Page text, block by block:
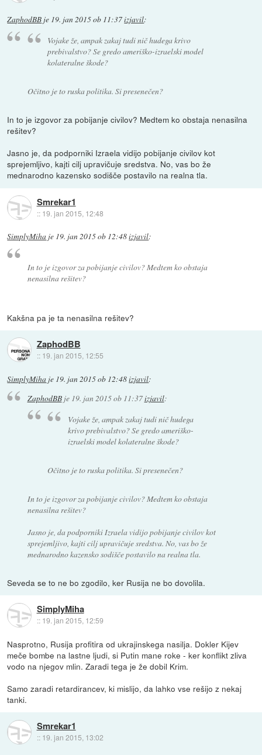
ZaphodBB je 19. jan 2015 ob 11:37izjavil:
Vojake že, ampak zakaj tudi nič hudega krivo
prebivalstvo? Se gredo ameriško-izraelski model
kolateralne škode?
Očitno je to ruska politika. Si presenečen?
In to je izgovor za pobijanje civilov? Medtem ko obstaja nenasilna
rešitev?
Jasno je, da podporniki Izraela vidijo pobijanje civilov kot
sprejemljivo, kajti cilj upravičuje sredstva. No, vas bo že
mednarodno kazensko sodišče postavilo na realna tla.
Smrekar1
:: 19. jan 2015, 12:48
SimplyMiha je 19. jan 2015 ob 12:48izjavil:
In to je izgovor za pobijanje civilov? Medtem ko obstaja
nenasilna rešitev?
Kakšna pa je ta nenasilna rešitev?
ZaphodBB
:: 19. jan 2015, 12:55
SimplyMiha je 19. jan 2015 ob 12:48izjavil:
ZaphodBBje 19. jan 2015 ob 11:37izjavil:
Vojake že, ampak zakaj tudi nič hudega
krivo prebivalstvo? Se gredo ameriško-
izraelski model kolateralne škode?
Očitno je to ruska politika. Si presenečen?
In to je izgovor za pobijanje civilov? Medtem ko obstaja
nenasilna rešitev?
Jasno je, da podporniki Izraela vidijo pobijanje civilov kot
sprejemljivo, kajti cilj upravičuje sredstva. No, vas bo že
mednarodno kazensko sodišče postavilo na realna tla.
Seveda se to ne bo zgodilo, ker Rusija ne bo dovolila.
SimplyMiha
:: 19. jan 2015, 12:59
Nasprotno, Rusija profitira od ukrajinskega nasilja. Dokler Kijev
meče bombe na lastne ljudi, si Putin mane roke - ker konflikt zliva
vodo na njegov mlin. Zaradi tega je že dobil Krim.
Samo zaradi retardirancev, ki mislijo, da lahko vse rešijo z nekaj
tanki.
Smrekar1
:: 19. jan 2015, 13:02